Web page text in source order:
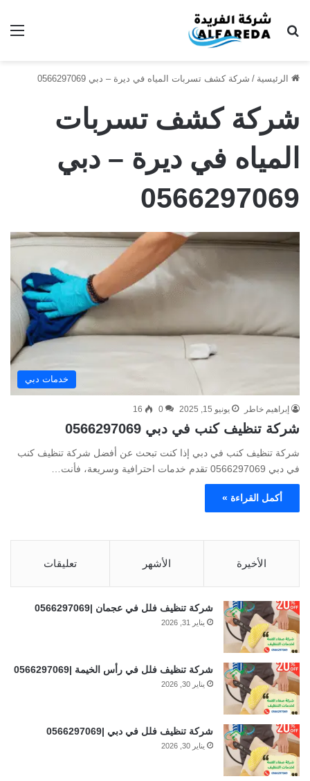
بحث عن
الرئيسية / شركة كشف تسربات المياه في ديرة – دبي 0566297069
شركة كشف تسربات
المياه في ديرة – دبي
0566297069
خدمات دبي
إبراهيم خاطر يونيو 15, 2025 0
16
شركة تنظيف كنب في دبي 0566297069
شركة تنظيف كنب في دبي إذا كنت تبحث عن أفضل شركة تنظيف كنب
في دبي 0566297069 تقدم خدمات احترافية وسريعة، فأنت…
أكمل القراءة »
الأخيرة الأشهر تعليقات
شركة تنظيف فلل في عجمان |0566297069
يناير 31, 2026
شركة تنظيف فلل في رأس الخيمة |0566297069
يناير 30, 2026
شركة تنظيف فلل في دبي |0566297069
يناير 30, 2026